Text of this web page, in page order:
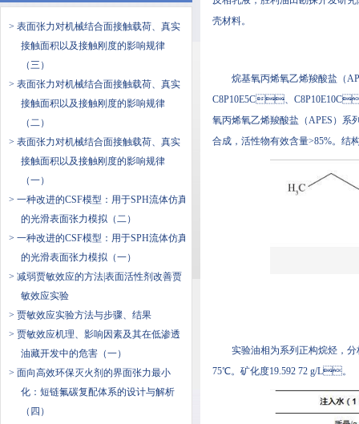
> 表面张力对机械结合面接触载荷、真实
接触面积以及接触刚度的影响规律
（三）
> 表面张力对机械结合面接触载荷、真实
接触面积以及接触刚度的影响规律
（二）
> 表面张力对机械结合面接触载荷、真实
接触面积以及接触刚度的影响规律
（一）
> 一种改进的CSF模型：用于SPH流体仿真
的光滑表面张力模拟（二）
> 一种改进的CSF模型：用于SPH流体仿真
的光滑表面张力模拟（一）
> 减弱贾敏效应的方法|表面活性剂改善贾
敏效应实验
> 贾敏效应实验方法与步骤、结果
> 贾敏效应机理、影响因素及其在低渗透
油藏开发中的危害（一）
> 面向高效环保灭火剂的界面张力最小
化：短链氟碳复配体系的设计与解析
（四）
壳材料。
烷基氧丙烯氧乙烯羧酸盐（
C8P10E5C、
氧丙烯氧乙烯羧酸盐（APES）系
合成，活性物有效含量>85%。结构
实验油相为系列正构烷烃
75℃。矿化度19.592 72 g/L。